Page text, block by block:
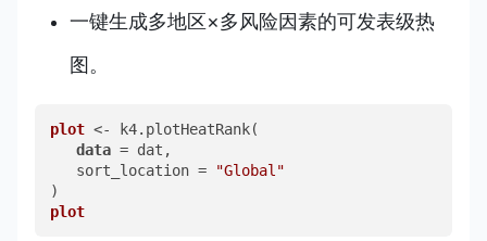
一键生成多地区×多风险因素的可发表级热
图。
plot <- k4.plotHeatRank(
data = dat,
   sort_location =
"Global"
plot